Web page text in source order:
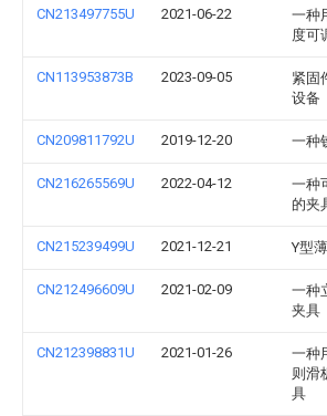
CN213497755U 2021-06-22
一种
度可
CN113953873B 2023-09-05
紧固
设备
CN209811792U 2019-12-20 一种
CN216265569U 2022-04-12
一种
的夹
CN215239499U 2021-12-21 Y型
CN212496609U 2021-02-09
一种
夹具
CN212398831U 2021-01-26
一种
则滑
具